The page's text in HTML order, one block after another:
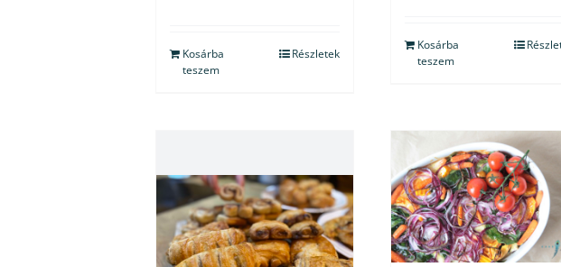
Kosárba
teszem
Részletek
Kosárba
teszem